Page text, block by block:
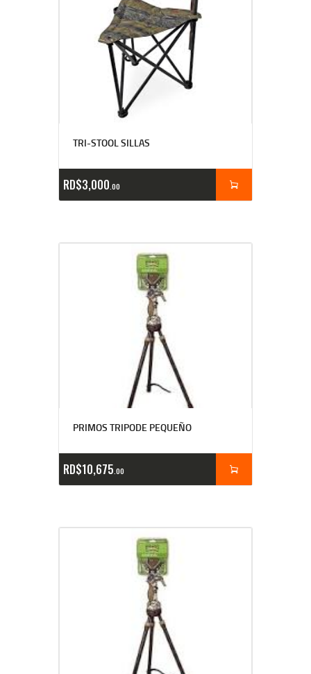
TRI-STOOL SILLAS
RD$3,000 00
PRIMOS TRIPODE PEQUEÑO
RD$10,675 00